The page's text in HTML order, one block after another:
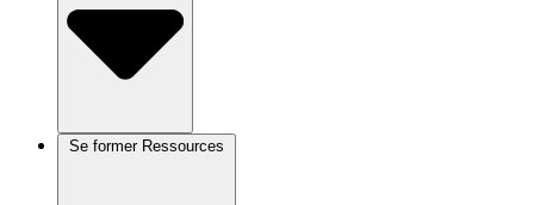
Se former